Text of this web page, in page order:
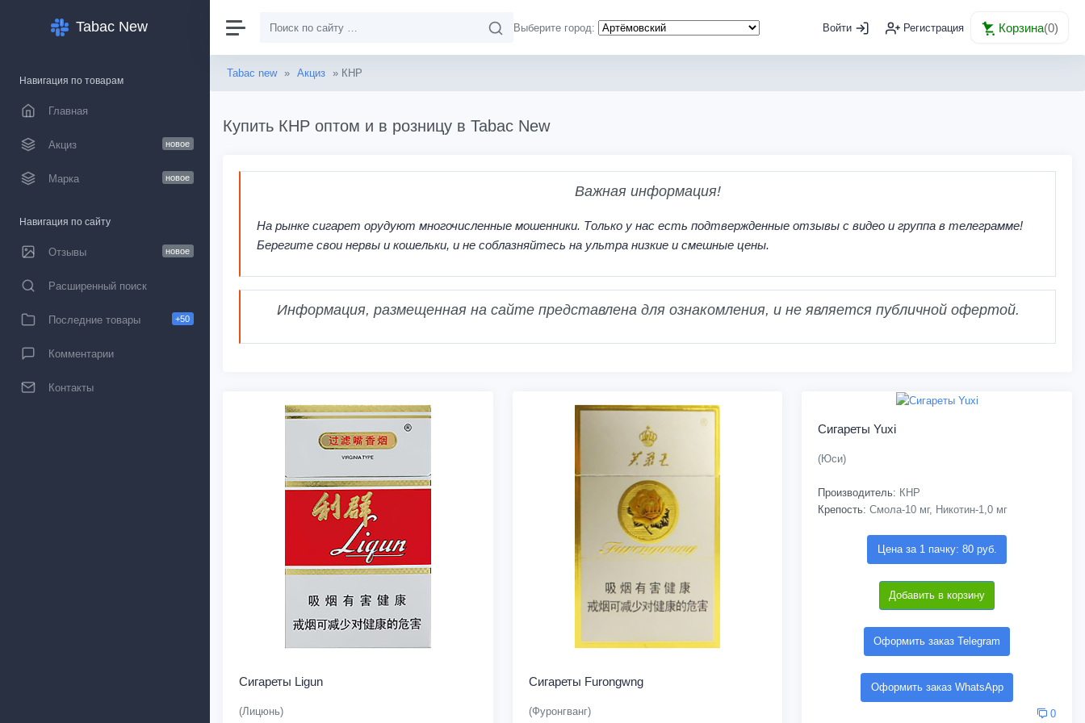
Tabac New
Навигация по товарам
Главная
Акциз новое
Марка новое
Навигация по сайту
Отзывы новое
Расширенный поиск
Последние товары +50
Комментарии
Контакты
Выберите город: Войти Регистрация Корзина(0)
Tabac new » Акциз » КНР
Купить КНР оптом и в розницу в Tabac New
Важная информация!
На рынке сигарет орудуют многочисленные мошенники. Только у нас есть подтвержденные отзывы с видео и группа в телеграмме!
Берегите свои нервы и кошельки, и не соблазняйтесь на ультра низкие и смешные цены.
Информация, размещенная на сайте представлена для ознакомления, и не является публичной офертой.
Сигареты Ligun
(Лицюнь)
Сигареты Furongwng
(Фуронгванг)
Сигареты Yuxi
(Юси)
Производитель: КНР
Крепость: Смола-10 мг, Никотин-1,0 мг
Цена за 1 пачку: 80 руб.
Добавить в корзину
Оформить заказ Telegram
Оформить заказ WhatsApp
0